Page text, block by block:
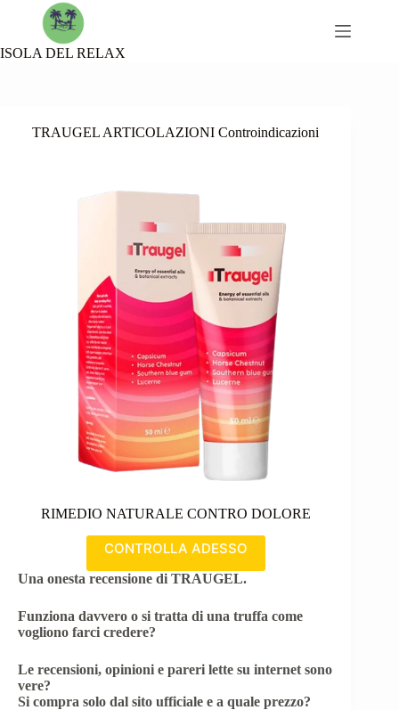
ISOLA DEL RELAX
TRAUGEL ARTICOLAZIONI Controindicazioni
RIMEDIO NATURALE CONTRO DOLORE
CONTROLLA ADESSO
Una onesta recensione di TRAUGEL.
Funziona davvero o si tratta di una truffa come
vogliono farci credere?
Le recensioni, opinioni e pareri lette su internet sono
vere?
Si compra solo dal sito ufficiale e a quale prezzo?